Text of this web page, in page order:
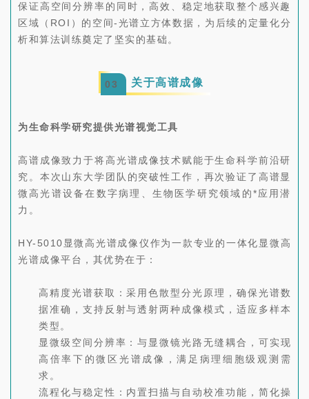
保证高空间分辨率的同时，高效、稳定地获取整个感兴趣
区域（ROI）的空间-光谱立方体数据，为后续的定量化分
析和算法训练奠定了坚实的基础。
03 关于高谱成像
为生命科学研究提供光谱视觉工具
高谱成像致力于将高光谱成像技术赋能于生命科学前沿研
究。本次山东大学团队的突破性工作，再次验证了高谱显
微高光谱设备在数字病理、生物医学研究领域的*应用潜
力。
HY-5010显微高光谱成像仪作为一款专业的一体化显微高
光谱成像平台，其优势在于：
高精度光谱获取：采用色散型分光原理，确保光谱数
据准确，支持反射与透射两种成像模式，适应多样本
类型。
显微级空间分辨率：与显微镜光路无缝耦合，可实现
高倍率下的微区光谱成像，满足病理细胞级观测需
求。
流程化与稳定性：内置扫描与自动校准功能，简化操